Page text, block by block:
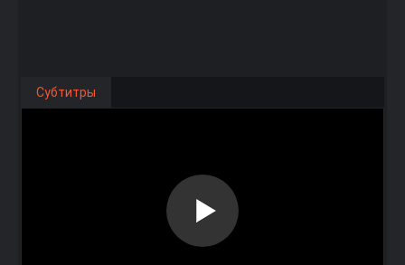
Субтитры